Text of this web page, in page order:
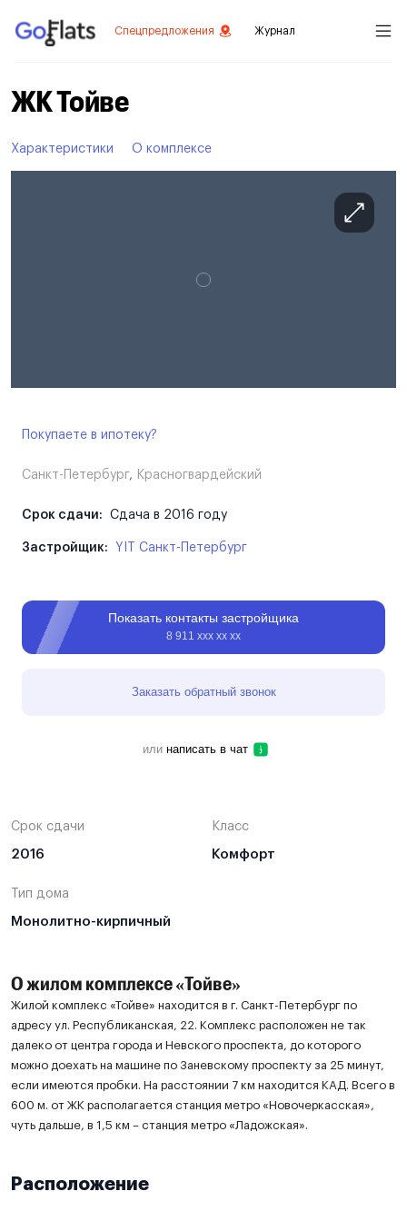
Спецпредложения Журнал
ЖК Тойве
Характеристики О комплексе
Покупаете в ипотеку?
Санкт-Петербург, Красногвардейский
Срок сдачи: Сдача в 2016 году
Застройщик: YIT Санкт-Петербург
Показать контакты застройщика
8 911 ххх хх хх
Заказать обратный звонок
или написать в чат
Срок сдачи
2016
Класс
Комфорт
Тип дома
Монолитно-кирпичный
О жилом комплексе «Тойве»
Жилой комплекс «Тойве» находится в г. Санкт-Петербург по
адресу ул. Республиканская, 22. Комплекс расположен не так
далеко от центра города и Невского проспекта, до которого
можно доехать на машине по Заневскому проспекту за 25 минут,
если имеются пробки. На расстоянии 7 км находится КАД. Всего в
600 м. от ЖК располагается станция метро «Новочеркасская»,
чуть дальше, в 1,5 км – станция метро «Ладожская».
Расположение